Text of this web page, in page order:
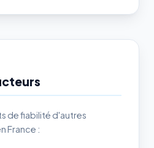
de fiabilité d'autres
France :